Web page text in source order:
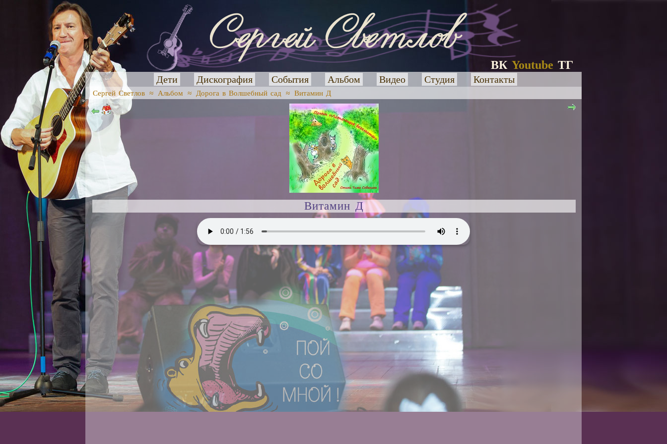
ВК Youtube ТГ
Дети Дискография События Альбом Видео Студия Контакты
Сергей Светлов ≈ Альбом ≈ Дорога в Волшебный сад ≈ Витамин Д
Витамин Д